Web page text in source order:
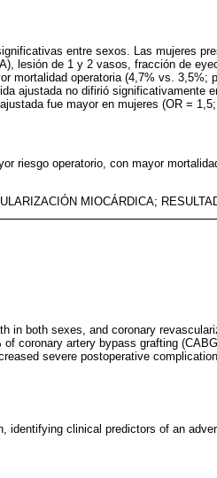
entre sexos. Las mujeres
lesión de 1 y 2 vasos, fracción de
mortalidad operatoria (4,7% vs. 3,5%;
ajustada no difirió significativamente
fue mayor en mujeres (OR =
riesgo operatorio, con mayor
MIOCÁRDICA;
in both sexes, and coronary
coronary artery bypass grafting
severe postoperative
identifying clinical predictors of an